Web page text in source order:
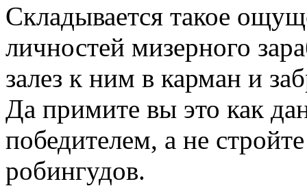
Складывается такое
личностей мизерного
залез к ним в карман и
Да примите вы это как
победителем, а не
робингудов.